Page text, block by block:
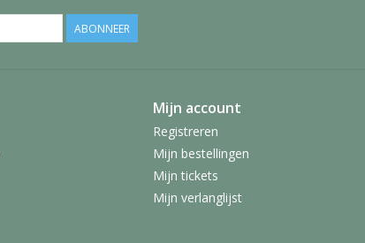
ABONNEER
Mijn account
Registreren
Mijn bestellingen
Mijn tickets
Mijn verlanglijst